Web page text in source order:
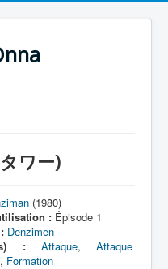
ワー)
(1980)
: Épisode 1
Denzimen
:
Attaque,Attaque
, Formation